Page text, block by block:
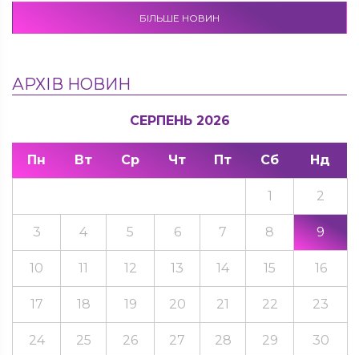
БІЛЬШЕ НОВИН
АРХІВ НОВИН
СЕРПЕНЬ 2026
Пн Вт Ср Чт Пт Сб Нд
1 2
3 4 5 6 7 8 9
10 11 12 13 14 15 16
17 18 19 20 21 22 23
24 25 26 27 28 29 30